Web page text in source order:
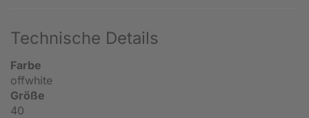
Technische Details
Farbe
offwhite
Größe
40